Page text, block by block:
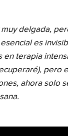
muy delgada,
es
en terapia
pero
ahora solo